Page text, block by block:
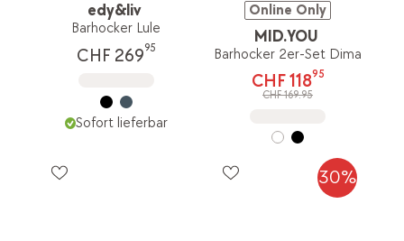
edy&liv
Barhocker Lule
CHF 26995
Sofort lieferbar
Online Only
MID.YOU
Barhocker 2er-Set Dima
CHF 11895
CHF 169.95
30%